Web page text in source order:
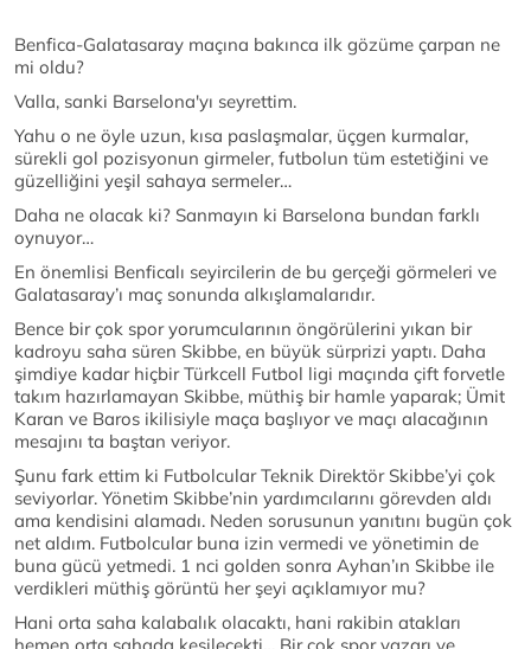
Benfica-Galatasaray maçına bakınca ilk gözüme çarpan ne
mi oldu?
Valla, sanki Barselona'yı seyrettim.
Yahu o ne öyle uzun, kısa paslaşmalar, üçgen kurmalar,
sürekli gol pozisyonun girmeler, futbolun tüm estetiğini ve
güzelliğini yeşil sahaya sermeler…
Daha ne olacak ki? Sanmayın ki Barselona bundan farklı
oynuyor…
En önemlisi Benficalı seyircilerin de bu gerçeği görmeleri ve
Galatasaray’ı maç sonunda alkışlamalarıdır.
Bence bir çok spor yorumcularının öngörülerini yıkan bir
kadroyu saha süren Skibbe, en büyük sürprizi yaptı. Daha
şimdiye kadar hiçbir Türkcell Futbol ligi maçında çift forvetle
takım hazırlamayan Skibbe, müthiş bir hamle yaparak; Ümit
Karan ve Baros ikilisiyle maça başlıyor ve maçı alacağının
mesajını ta baştan veriyor.
Şunu fark ettim ki Futbolcular Teknik Direktör Skibbe’yi çok
seviyorlar. Yönetim Skibbe’nin yardımcılarını görevden aldı
ama kendisini alamadı. Neden sorusunun yanıtını bugün çok
net aldım. Futbolcular buna izin vermedi ve yönetimin de
buna gücü yetmedi. 1 nci golden sonra Ayhan’ın Skibbe ile
verdikleri müthiş görüntü her şeyi açıklamıyor mu?
Hani orta saha kalabalık olacaktı, hani rakibin atakları